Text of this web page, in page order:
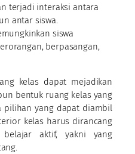
terjadi interaksi antara
antar siswa.
siswa
berpasangan,
kelas dapat mejadikan
bentuk ruang kelas yang
pilihan yang dapat diambil
kelas harus dirancang
belajar aktif, yakni yang